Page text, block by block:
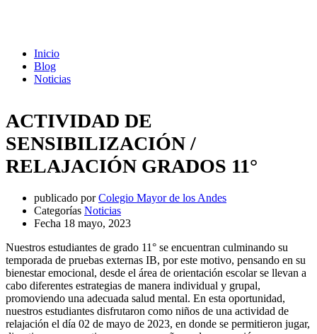
Inicio
Blog
Noticias
ACTIVIDAD DE
SENSIBILIZACIÓN /
RELAJACIÓN GRADOS 11°
publicado por Colegio Mayor de los Andes
Categorías Noticias
Fecha 18 mayo, 2023
Nuestros estudiantes de grado 11° se encuentran culminando su
temporada de pruebas externas IB, por este motivo, pensando en su
bienestar emocional, desde el área de orientación escolar se llevan a
cabo diferentes estrategias de manera individual y grupal,
promoviendo una adecuada salud mental. En esta oportunidad,
nuestros estudiantes disfrutaron como niños de una actividad de
relajación el día 02 de mayo de 2023, en donde se permitieron jugar,